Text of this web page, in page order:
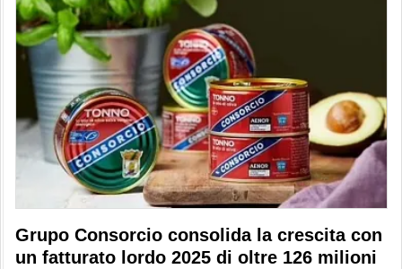
Grupo Consorcio consolida la crescita con
un fatturato lordo 2025 di oltre 126 milioni